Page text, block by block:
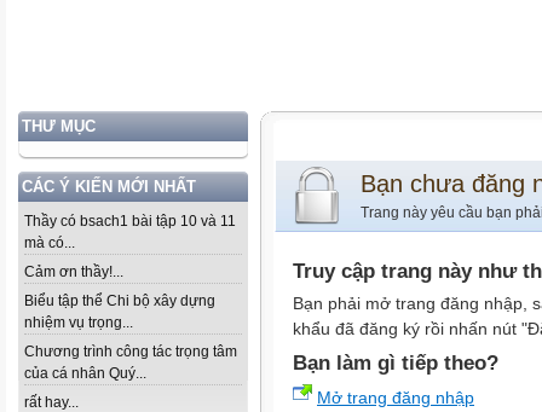
THƯ MỤC
CÁC Ý KIẾN MỚI NHẤT
Thầy có bsach1 bài tập 10 và 11
mà có...
Cảm ơn thầy!...
Biểu tập thể Chi bộ xây dựng
nhiệm vụ trọng...
Chương trình công tác trọng tâm
của cá nhân Quý...
rất hay...
Bạn chưa đăng
Trang này yêu cầu bạn
Truy cập trang này như
Bạn phải mở trang đăng nhập,
khẩu đã đăng ký rồi nhấn nút
Bạn làm gì tiếp theo?
Mở trang đăng nhập